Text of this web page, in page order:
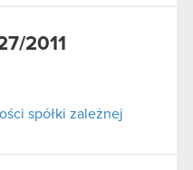
2011
spółki zależnej